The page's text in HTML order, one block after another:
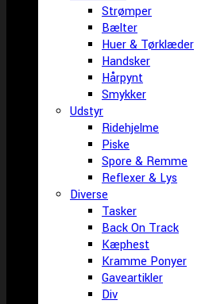
Strømper
Bælter
Huer & Tørklæder
Handsker
Hårpynt
Smykker
Udstyr
Ridehjelme
Piske
Spore & Remme
Reflexer & Lys
Diverse
Tasker
Back On Track
Kæphest
Kramme Ponyer
Gaveartikler
Div